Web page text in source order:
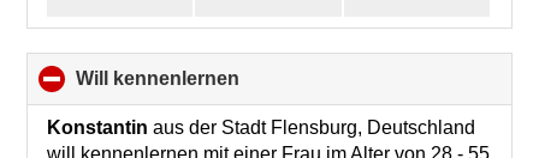
will kennenlernen
to
collapse
contents
Konstantin aus der Stadt Flensburg, Deutschland
will kennenlernen mit einer Frau im Alter von 28 - 55